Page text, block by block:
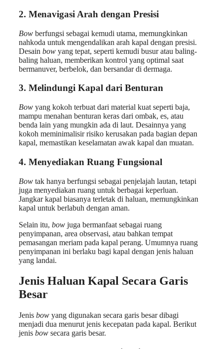
2. Menavigasi Arah dengan Presisi
Bow berfungsi sebagai kemudi utama, memungkinkan
nahkoda untuk mengendalikan arah kapal dengan presisi.
Desain bow yang tepat, seperti kemudi busur atau baling-
baling haluan, memberikan kontrol yang optimal saat
bermanuver, berbelok, dan bersandar di dermaga.
3. Melindungi Kapal dari Benturan
Bow yang kokoh terbuat dari material kuat seperti baja,
mampu menahan benturan keras dari ombak, es, atau
benda lain yang mungkin ada di laut. Desainnya yang
kokoh meminimalisir risiko kerusakan pada bagian depan
kapal, memastikan keselamatan awak kapal dan muatan.
4. Menyediakan Ruang Fungsional
Bow tak hanya berfungsi sebagai penjelajah lautan, tetapi
juga menyediakan ruang untuk berbagai keperluan.
Jangkar kapal biasanya terletak di haluan, memungkinkan
kapal untuk berlabuh dengan aman.
Selain itu, bow juga bermanfaat sebagai ruang
penyimpanan, area observasi, atau bahkan tempat
pemasangan meriam pada kapal perang. Umumnya ruang
penyimpanan ini berlaku bagi kapal dengan jenis haluan
yang landai.
Jenis Haluan Kapal Secara Garis
Besar
Jenis bow yang digunakan secara garis besar dibagi
menjadi dua menurut jenis kecepatan pada kapal. Berikut
jenis bow secara garis besar.